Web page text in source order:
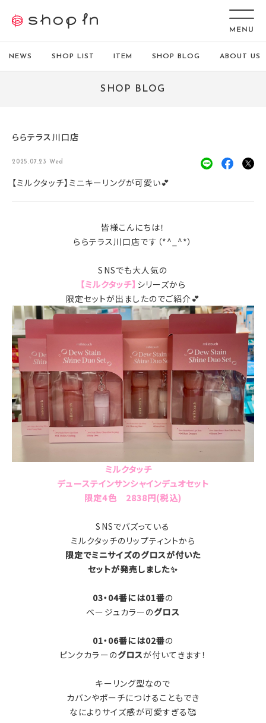
NEWS SHOP LIST ITEM SHOP BLOG ABOUT US
SHOP BLOG
ららテラス川口店
2025.07.23 Wed
【ミルクタッチ】ミニキーリングが可愛い💕
皆様こんにちは！
ららテラス川口店です（*^_^*）
SNSでも大人気の
【ミルクタッチ】 シリーズから
限定セットが出ましたのでご紹介💕
ミルクタッチ
デューステインサンシャインデュオセット
限定4色 2838円(税込)
SNSでバズっている
ミルクタッチのリップティントから
限定でミニサイズのグロスが付いた
セットが発売しました✨
03・04番には01番の
ベージュカラーのグロス
01・06番には02番の
ピンクカラーのグロスが付いてきます！
キーリング型なので
カバンやポーチにつけることもでき
なによりサイズ感が可愛すぎる🥰